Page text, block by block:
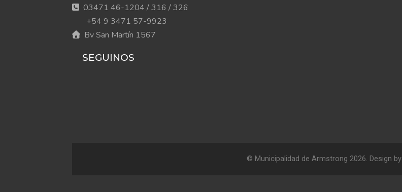
03471 46-1204 / 316 / 326
+54 9 3471 57-9923
Bv San Martín 1567
SEGUINOS
© Municipalidad de Armstrong 2026. Design by